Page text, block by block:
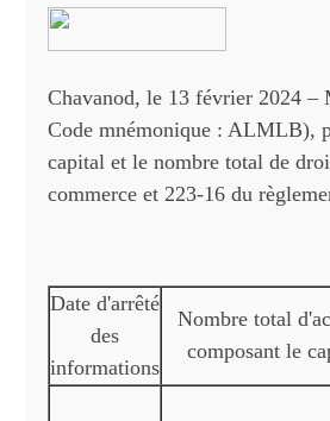
Chavanod, le 13 février 2024
Code mnémonique : ALMLB),
capital et le nombre total de
commerce et 223-16 du
Date d'arrêté
des
informations
Nombre total
composant le